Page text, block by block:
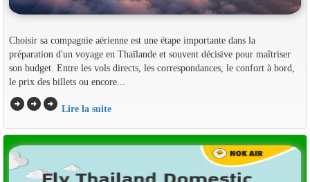
Choisir sa compagnie aérienne est une étape importante dans la
préparation d'un voyage en Thaïlande et souvent décisive pour maîtriser
son budget. Entre les vols directs, les correspondances, le confort à bord,
le prix des billets ou encore...
arrow_circle_rightarrow_circle_rightarrow_circle_right Lire la suite